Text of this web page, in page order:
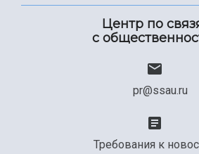
Центр по
с
pr@ssau.ru
Требования к